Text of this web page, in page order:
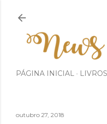
PÁGINA INICIAL LIVROS
outubro 27, 2018